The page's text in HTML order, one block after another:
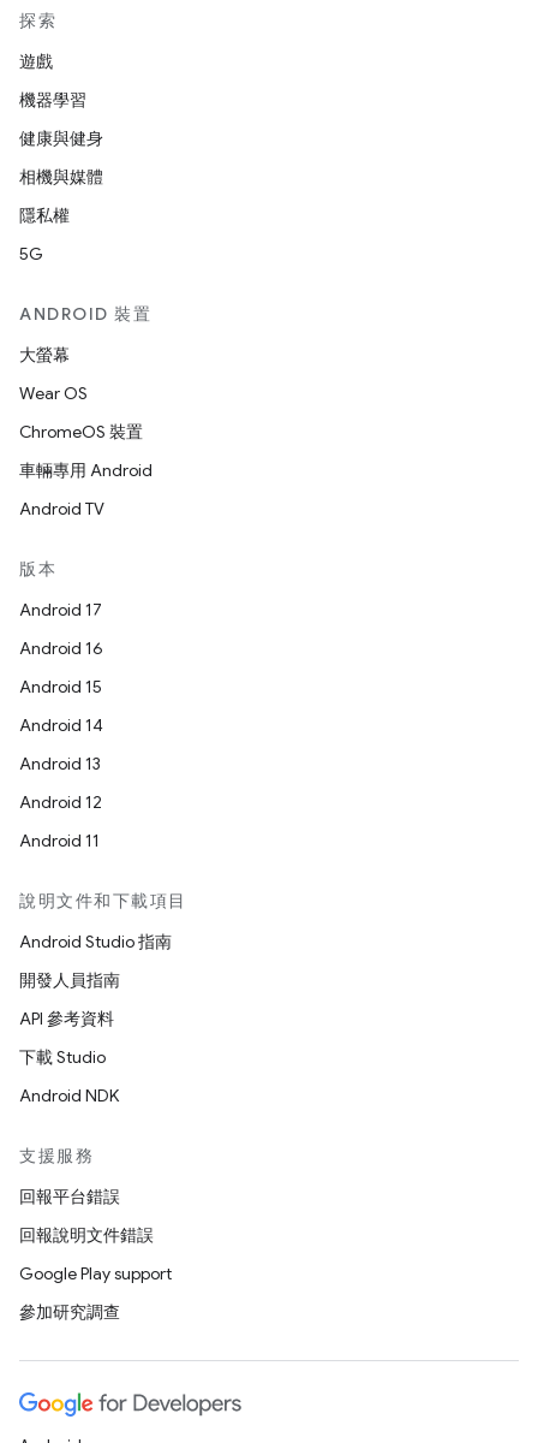
探索
遊戲
機器學習
健康與健身
相機與媒體
隱私權
5G
ANDROID 裝置
大螢幕
Wear OS
ChromeOS 裝置
車輛專用 Android
Android TV
版本
Android 17
Android 16
Android 15
Android 14
Android 13
Android 12
Android 11
說明文件和下載項目
Android Studio 指南
開發人員指南
API 參考資料
下載 Studio
Android NDK
支援服務
回報平台錯誤
回報說明文件錯誤
Google Play support
參加研究調查